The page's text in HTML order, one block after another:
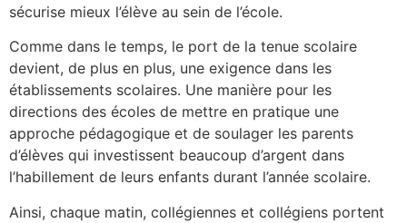
sécurise mieux l’élève au sein de l’école.
Comme dans le temps, le port de la tenue scolaire
devient, de plus en plus, une exigence dans les
établissements scolaires. Une manière pour les
directions des écoles de mettre en pratique une
approche pédagogique et de soulager les parents
d’élèves qui investissent beaucoup d’argent dans
l’habillement de leurs enfants durant l’année scolaire.
Ainsi, chaque matin, collégiennes et collégiens portent